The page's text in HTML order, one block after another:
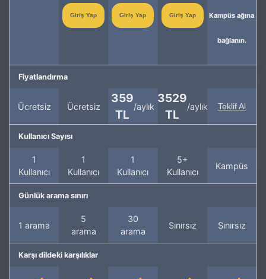
Giriş Yap Giriş Yap Giriş Yap Kampüs ağına
bağlanın.
Fiyatlandırma
Ücretsiz Ücretsiz
359
TL
/aylık
3529
TL
/aylık Teklif Al
Kullanıcı Sayısı
1
Kullanıcı
1
Kullanıcı
1
Kullanıcı
5+
Kullanıcı
Kampüs
Günlük arama sınırı
1 arama
5
arama
30
arama
Sınırsız Sınırsız
Karşı dildeki karşılıklar